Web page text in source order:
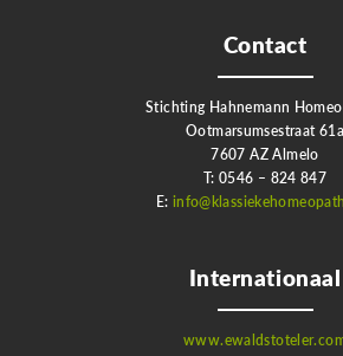
Contact
Stichting Hahnemann
Ootmarsumsestraat 61a
7607 AZ Almelo
T: 0546 – 824 847
E:
Internationaal